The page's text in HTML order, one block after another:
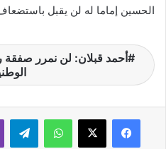
الحسين إماما له لن يقبل
أحمد قبلان: لن نمرر صفقة
واتساب